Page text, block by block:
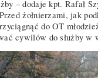
– dodaje kpt. Rafał
żołnierzami, jak
do OT
cywilów do służby w